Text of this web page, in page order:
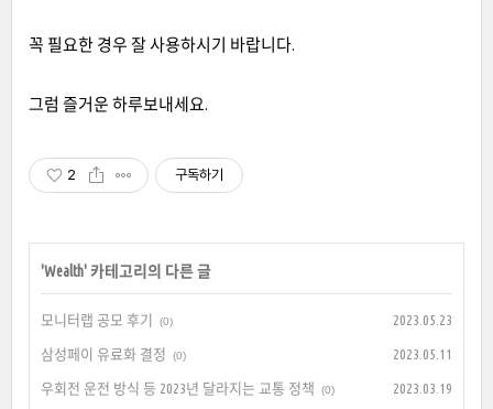
꼭 필요한 경우 잘 사용하시기 바랍니다.
그럼 즐거운 하루보내세요.
2 구독하기
'Wealth' 카테고리의 다른 글
모니터랩 공모 후기 (0) 2023.05.23
삼성페이 유료화 결정 (0) 2023.05.11
우회전 운전 방식 등 2023년 달라지는 교통 정책 (0) 2023.03.19